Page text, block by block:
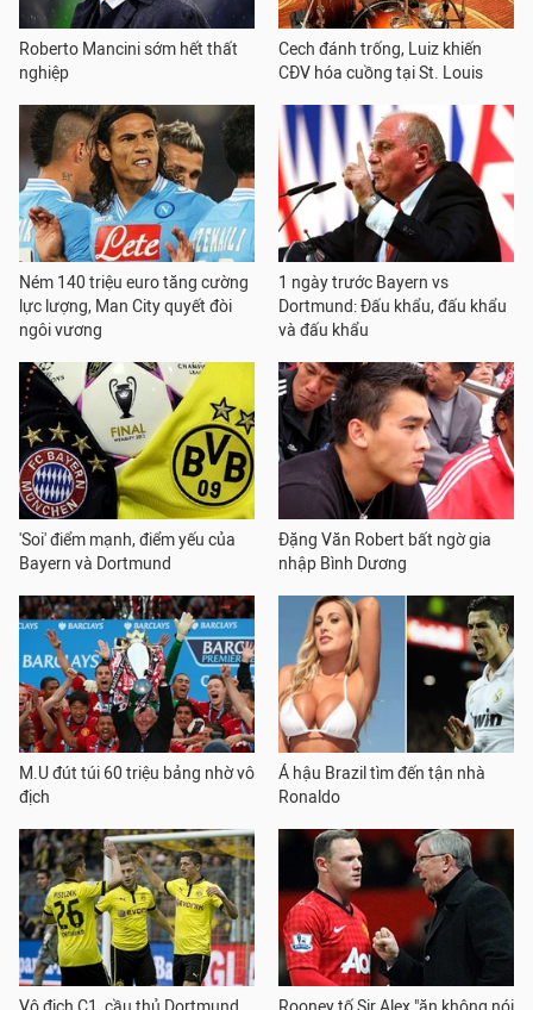
Roberto Mancini sớm hết thất
nghiệp
Cech đánh trống, Luiz khiến
CĐV hóa cuồng tại St. Louis
Ném 140 triệu euro tăng cường
lực lượng, Man City quyết đòi
ngôi vương
1 ngày trước Bayern vs
Dortmund: Đấu khẩu, đấu khẩu
và đấu khẩu
'Soi' điểm mạnh, điểm yếu của
Bayern và Dortmund
Đặng Văn Robert bất ngờ gia
nhập Bình Dương
M.U đút túi 60 triệu bảng nhờ vô
địch
Á hậu Brazil tìm đến tận nhà
Ronaldo